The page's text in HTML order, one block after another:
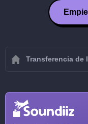
Transferencia de